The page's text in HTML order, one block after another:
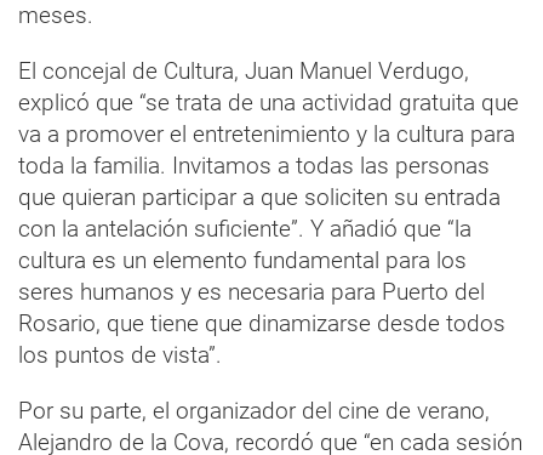
meses.
El concejal de Cultura, Juan Manuel Verdugo,
explicó que “se trata de una actividad gratuita que
va a promover el entretenimiento y la cultura para
toda la familia. Invitamos a todas las personas
que quieran participar a que soliciten su entrada
con la antelación suficiente”. Y añadió que “la
cultura es un elemento fundamental para los
seres humanos y es necesaria para Puerto del
Rosario, que tiene que dinamizarse desde todos
los puntos de vista”.
Por su parte, el organizador del cine de verano,
Alejandro de la Cova, recordó que “en cada sesión